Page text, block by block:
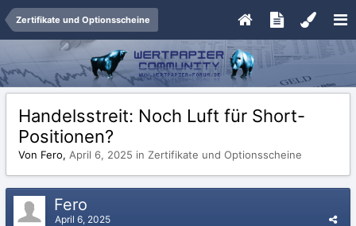
Zertifikate und Optionsscheine
Handelsstreit: Noch Luft für Short-
Positionen?
Von Fero, April 6, 2025 in Zertifikate und Optionsscheine
Fero
April 6, 2025